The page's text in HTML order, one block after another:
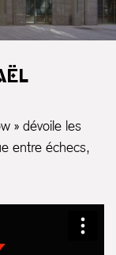
» dévoile les
entre échecs,